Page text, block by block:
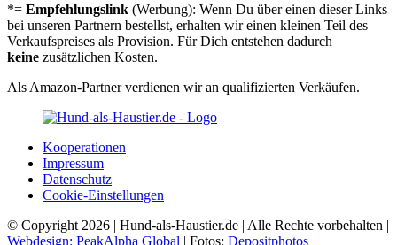
*= Empfehlungslink (Werbung): Wenn Du über einen dieser Links
bei unseren Partnern bestellst, erhalten wir einen kleinen Teil des
Verkaufspreises als Provision. Für Dich entstehen dadurch
keine zusätzlichen Kosten.
Als Amazon-Partner verdienen wir an qualifizierten Verkäufen.
Koope­ra­tio­nen
Impres­sum
Daten­schutz
Coo­kie-Ein­stel­lun­gen
© Copyright 2026 | Hund-als-Haustier.de | Alle Rechte vorbehalten |
Webdesign: PeakAlpha Global | Fotos: Depositphotos